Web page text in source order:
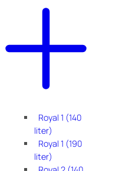
Royal 1 (140
liter)
Royal 1 (190
liter)